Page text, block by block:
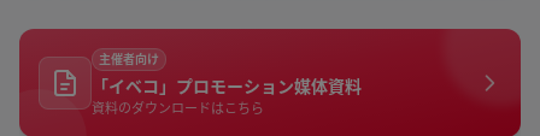
主催者向け
「イベコ」プロモーション媒体資料
資料のダウンロードはこちら